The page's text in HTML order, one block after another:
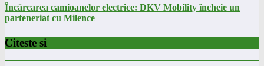
Încărcarea camioanelor electrice: DKV Mobility încheie un
parteneriat cu Milence
Citeste si